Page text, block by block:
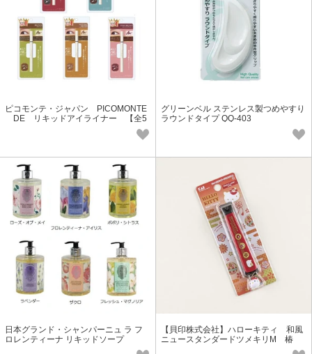
ピコモンテ・ジャパン PICOMONTE
DE リキッドアイライナー 【全5
グリーンベル ステンレス製つめやすり
ラウンドタイプ QQ-403
日本グランド・シャンパーニュ ラ フ
ロレンティーナ リキッドソープ
【貝印株式会社】ハローキティ 和風
ニュースタンダードツメキリM 椿